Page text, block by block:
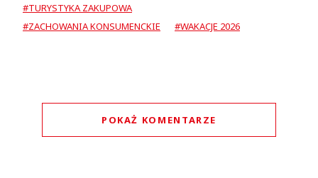
#TURYSTYKA ZAKUPOWA
#ZACHOWANIA KONSUMENCKIE
#WAKACJE 2026
POKAŻ KOMENTARZE